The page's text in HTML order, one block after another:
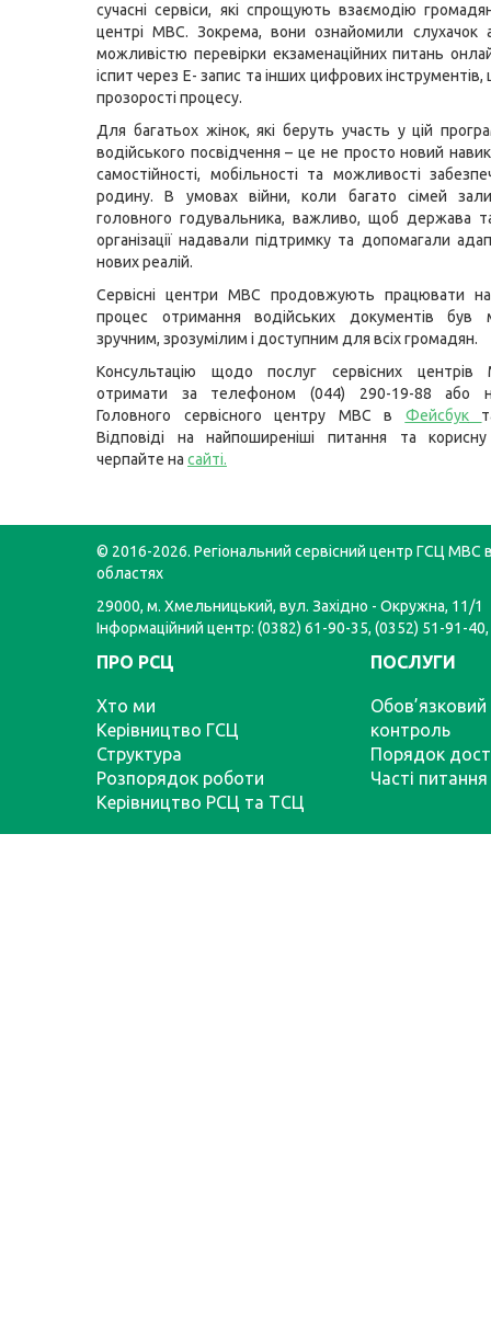
сучасні сервіси, які спрощують взаємодію
центрі МВС. Зокрема, вони ознайомили слухачок
можливістю перевірки екзаменаційних питань
іспит через Е- запис та інших цифрових
прозорості процесу.
Для багатьох жінок, які беруть участь у цій
водійського посвідчення – це не просто новий
самостійності, мобільності та можливості
родину. В умовах війни, коли багато сімей
головного годувальника, важливо, щоб держава
організації надавали підтримку та допомагали
нових реалій.
Сервісні центри МВС продовжують працювати
процес отримання водійських документів був
зручним, зрозумілим і доступним для всіх громадян.
Консультацію щодо послуг сервісних
отримати за телефоном (044) 290-19-88 або
Головного сервісного центру МВС в Фейсбук
Відповіді на найпоширеніші питання та
черпайте на сайті.
© 2016-2026. Регіональний сервісний центр ГСЦ МВС
областях
29000, м. Хмельницький, вул. Західно - Окружна, 11/1
Інформаційний центр: (0382) 61-90-35, (0352) 51-91-
ПРО РСЦ
Хто ми
Керівництво ГСЦ
Структура
Розпорядок роботи
Керівництво РСЦ та ТСЦ
ПОСЛУГИ
Обов’язковий
контроль
Порядок
Часті питання